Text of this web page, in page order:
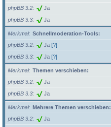
phpBB 3.2
Ja
phpBB 3.3 Ja
Merkmal
Schnellmoderation-Tools:
phpBB 3.2
Ja [?]
phpBB 3.3 Ja [?]
Merkmal
Themen verschieben:
phpBB 3.2
Ja
phpBB 3.3 Ja
Merkmal
Mehrere Themen verschieben:
phpBB 3.2
Ja